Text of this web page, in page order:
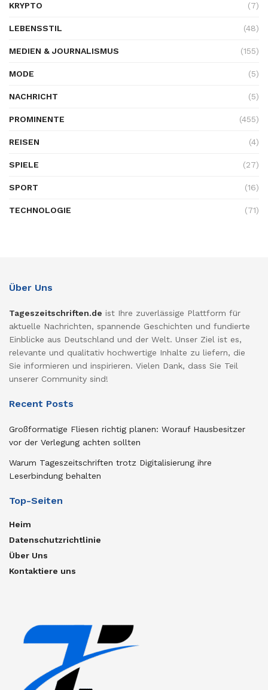
KRYPTO (7)
LEBENSSTIL (48)
MEDIEN & JOURNALISMUS (155)
MODE (5)
NACHRICHT (5)
PROMINENTE (455)
REISEN (4)
SPIELE (27)
SPORT (16)
TECHNOLOGIE (71)
Über Uns
Tageszeitschriften.de ist Ihre zuverlässige Plattform für
aktuelle Nachrichten, spannende Geschichten und fundierte
Einblicke aus Deutschland und der Welt. Unser Ziel ist es,
relevante und qualitativ hochwertige Inhalte zu liefern, die
Sie informieren und inspirieren. Vielen Dank, dass Sie Teil
unserer Community sind!
Recent Posts
Großformatige Fliesen richtig planen: Worauf Hausbesitzer
vor der Verlegung achten sollten
Warum Tageszeitschriften trotz Digitalisierung ihre
Leserbindung behalten
Top-Seiten
Heim
Datenschutzrichtlinie
Über Uns
Kontaktiere uns